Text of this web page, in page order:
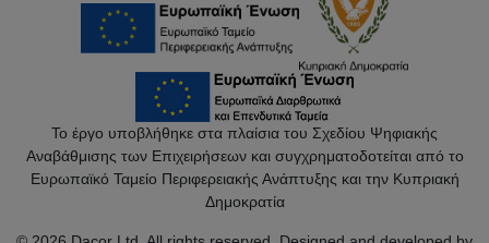
Το έργο υποβλήθηκε στα πλαίσια του Σχεδίου Ψηφιακής
Αναβάθμισης των Επιχειρήσεων και συγχρηματοδοτείται από το
Ευρωπαϊκό Ταμείο Περιφερειακής Ανάπτυξης και την Κυπριακή
Δημοκρατία